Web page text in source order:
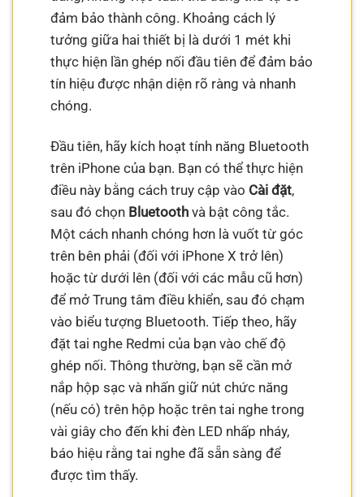
đảm bảo thành công. Khoảng cách lý
tưởng giữa hai thiết bị là dưới 1 mét khi
thực hiện lần ghép nối đầu tiên để đảm bảo
tín hiệu được nhận diện rõ ràng và nhanh
chóng.
Đầu tiên, hãy kích hoạt tính năng Bluetooth
trên iPhone của bạn. Bạn có thể thực hiện
điều này bằng cách truy cập vào Cài đặt,
sau đó chọn Bluetooth và bật công tắc.
Một cách nhanh chóng hơn là vuốt từ góc
trên bên phải (đối với iPhone X trở lên)
hoặc từ dưới lên (đối với các mẫu cũ hơn)
để mở Trung tâm điều khiển, sau đó chạm
vào biểu tượng Bluetooth. Tiếp theo, hãy
đặt tai nghe Redmi của bạn vào chế độ
ghép nối. Thông thường, bạn sẽ cần mở
nắp hộp sạc và nhấn giữ nút chức năng
(nếu có) trên hộp hoặc trên tai nghe trong
vài giây cho đến khi đèn LED nhấp nháy,
báo hiệu rằng tai nghe đã sẵn sàng để
được tìm thấy.